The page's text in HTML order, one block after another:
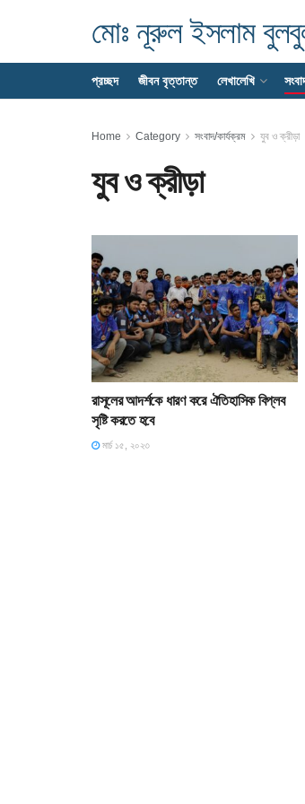
মোঃ নূরুল ইসলাম
প্রচ্ছদ জীবন বৃত্তান্ত লেখালেখি
Home Category সংবাদ/কার্যক্রম যুব ও ক্রীড়া
যুব ও ক্রীড়া
রাসূলের আদর্শকে ধারণ করে ঐতিহাসিক বিপ্লব
সৃষ্টি করতে হবে
মার্চ ১৫, ২০২৩